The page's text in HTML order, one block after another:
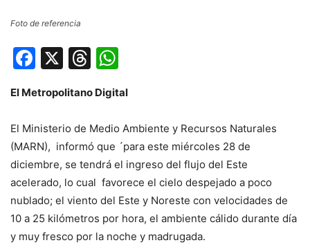
Foto de referencia
Facebook
X Threads
El Metropolitano Digital
El Ministerio de Medio Ambiente y Recursos Naturales
(MARN), informó que ´para este miércoles 28 de
diciembre, se tendrá el ingreso del flujo del Este
acelerado, lo cual favorece el cielo despejado a poco
nublado; el viento del Este y Noreste con velocidades de
10 a 25 kilómetros por hora, el ambiente cálido durante día
y muy fresco por la noche y madrugada.